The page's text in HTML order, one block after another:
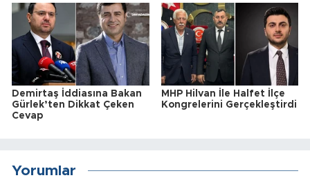
Demirtaş İddiasına Bakan
Gürlek’ten Dikkat Çeken
Cevap
MHP Hilvan İle Halfet İlçe
Kongrelerini Gerçekleştirdi
Yorumlar